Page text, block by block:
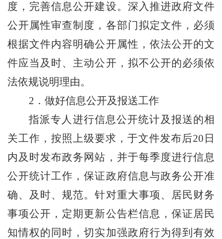
度，完善信息公开建设。深入推进政府文件
公开属性审查制度，各部门拟定文件，必须
根据文件内容明确公开属性，依法公开的文
件应当及时、主动公开，拟不公开的必须依
法依规说明理由。
2 ．做好信息公开及报送工作
指派专人进行信息公开统计及报送的相
关工作，按照上级要求，于文件发布后20 日
内及时发布政务网站，并于每季度进行信息
公开统计工作，保证政府信息与政务公开准
确、及时、规范。针对重大事项、居民财务
事项公开，定期更新公告栏信息，保证居民
知情权的同时，切实加强政府行为得到有效